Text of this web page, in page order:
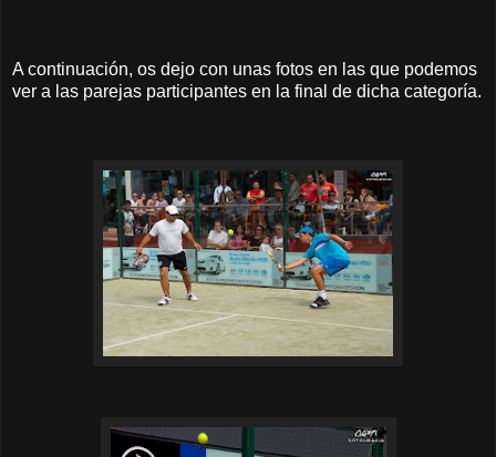
A continuación, os dejo con unas fotos en las que podemos
ver a las parejas participantes en la final de dicha categoría.